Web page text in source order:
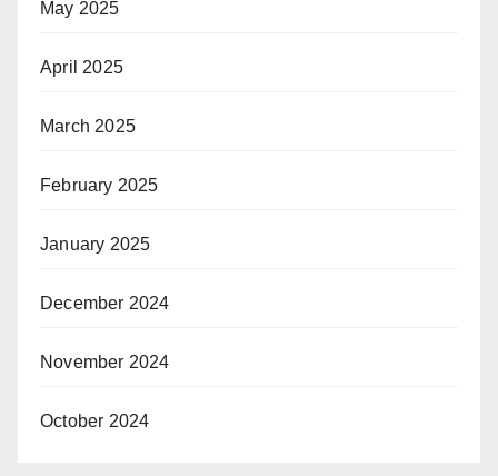
May 2025
April 2025
March 2025
February 2025
January 2025
December 2024
November 2024
October 2024